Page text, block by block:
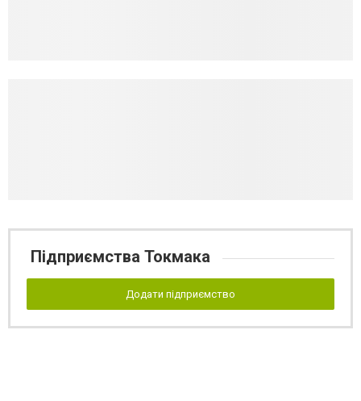
Підприємства Токмака
Додати підприємство